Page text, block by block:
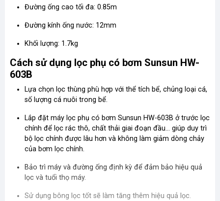
Đường ống cao tối đa: 0.85m
Đường kính ống nước: 12mm
Khối lượng: 1.7kg
Cách sử dụng lọc phụ có bơm Sunsun HW-
603B
Lựa chọn lọc thùng phù hợp với thể tích bể, chủng loại cá,
số lượng cá nuôi trong bể.
Lắp đặt máy lọc phụ có bơm Sunsun HW-603B ở trước lọc
chính để lọc rác thô, chất thải giai đoạn đầu… giúp duy trì
bộ lọc chính được lâu hơn và không làm giảm dòng chảy
của bơm lọc chính.
Bảo trì máy và đường ống định kỳ để đảm bảo hiệu quả
lọc và tuổi thọ máy.
Sử dụng bông lọc tốt sẽ làm tăng thêm hiệu quả lọc.